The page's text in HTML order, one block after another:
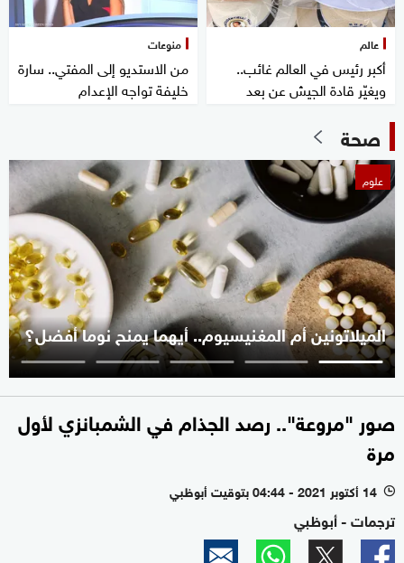
عالم
أكبر رئيس في العالم غائب..
ويغيّر قادة الجيش عن بعد
منوعات
من الاستديو إلى المفتي.. سارة
خليفة تواجه الإعدام
صحة
علوم
الميلاتونين أم المغنيسيوم.. أيهما يمنح نوما أفضل؟
صور "مروعة".. رصد الجذام في الشمبانزي لأول
مرة
l 14 أكتوبر 2021 - 04:44 بتوقيت أبوظبي
ترجمات - أبوظبي